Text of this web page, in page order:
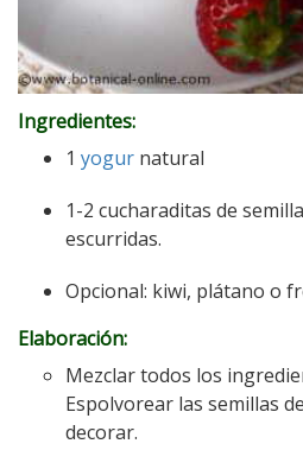
Ingredientes:
1 yogur natural
1-2 cucharaditas de
escurridas.
Opcional: kiwi, plátano o
Elaboración:
Mezclar todos los
Espolvorear las semillas
decorar.